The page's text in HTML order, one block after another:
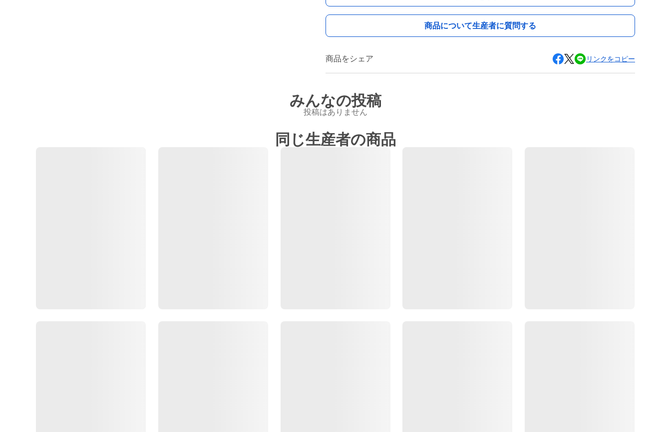
商品について生産者に質問する
商品をシェア リンクをコピー
みんなの投稿
投稿はありません
同じ生産者の商品